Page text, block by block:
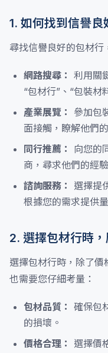
1. 如何找到信譽良
尋找信譽良好的包材行
網路搜尋： 利用關
“包材行”、“包裝材
產業展覽：
參加包
面接觸，瞭解他們
同行推薦：
向您的
商，尋求他們的經
諮詢服務：
選擇提
根據您的需求提供
2. 選擇包材行時
選擇包材行時，除了
也需要您仔細考量：
包材品質： 確保包
的損壞。
價格合理：
選擇價